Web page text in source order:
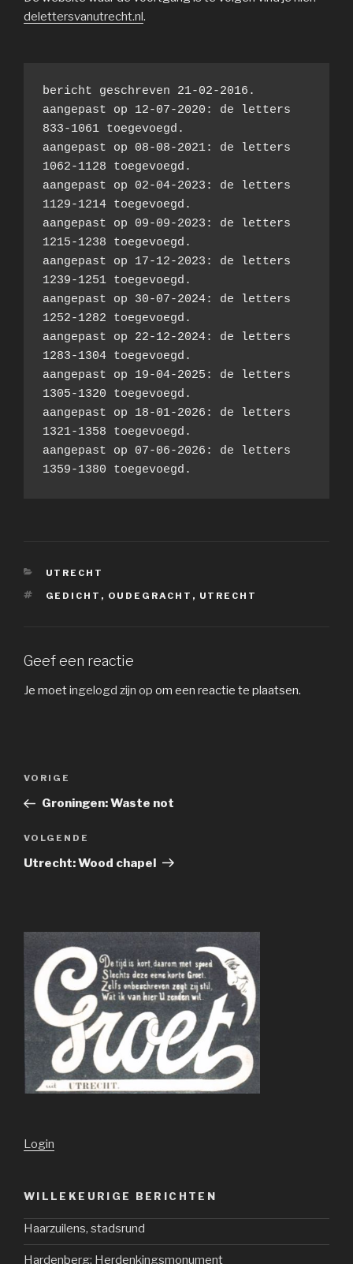
delettersvanutrecht.nl.
bericht geschreven 21-02-2016.
aangepast op 12-07-2020: de letters
833-1061 toegevoegd.
aangepast op 08-08-2021: de letters
1062-1128 toegevoegd.
aangepast op 02-04-2023: de letters
1129-1214 toegevoegd.
aangepast op 09-09-2023: de letters
1215-1238 toegevoegd.
aangepast op 17-12-2023: de letters
1239-1251 toegevoegd.
aangepast op 30-07-2024: de letters
1252-1282 toegevoegd.
aangepast op 22-12-2024: de letters
1283-1304 toegevoegd.
aangepast op 19-04-2025: de letters
1305-1320 toegevoegd.
aangepast op 18-01-2026: de letters
1321-1358 toegevoegd.
aangepast op 07-06-2026: de letters
1359-1380 toegevoegd.
CATEGORIEËN
UTRECHT
TAGS
GEDICHT , OUDEGRACHT , UTRECHT
Geef een reactie
Je moetingelogd zijn op om een reactie te plaatsen.
Vorig
bericht
VORIGE
Groningen: Waste not
Volgend
bericht
VOLGENDE
Utrecht: Wood chapel
Login
WILLEKEURIGE BERICHTEN
Haarzuilens, stadsrund
Hardenberg: Herdenkingsmonument